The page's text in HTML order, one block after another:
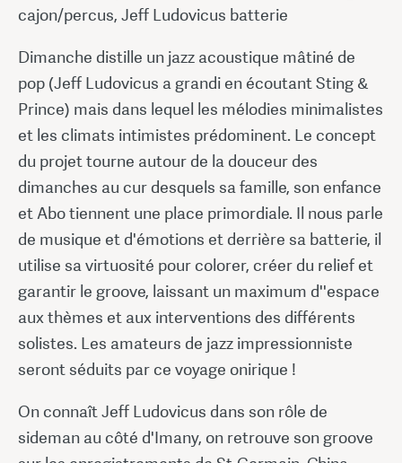
cajon/percus, Jeff Ludovicus batterie
Dimanche distille un jazz acoustique mâtiné de
pop (Jeff Ludovicus a grandi en écoutant Sting &
Prince) mais dans lequel les mélodies minimalistes
et les climats intimistes prédominent. Le concept
du projet tourne autour de la douceur des
dimanches au cur desquels sa famille, son enfance
et Abo tiennent une place primordiale. Il nous parle
de musique et d'émotions et derrière sa batterie, il
utilise sa virtuosité pour colorer, créer du relief et
garantir le groove, laissant un maximum d''espace
aux thèmes et aux interventions des différents
solistes. Les amateurs de jazz impressionniste
seront séduits par ce voyage onirique !
On connaît Jeff Ludovicus dans son rôle de
sideman au côté d'Imany, on retrouve son groove